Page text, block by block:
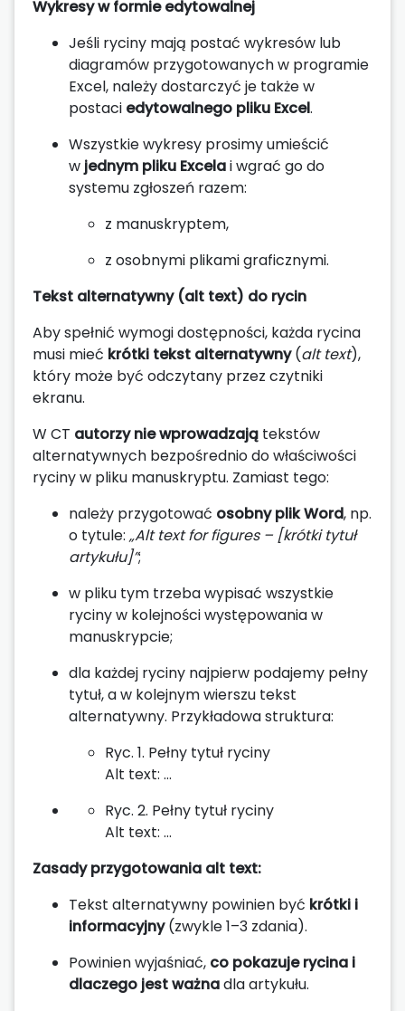
Wykresy w formie edytowalnej
Jeśli ryciny mają postać wykresów lub
diagramów przygotowanych w programie
Excel, należy dostarczyć je także w
postaci edytowalnego pliku Excel.
Wszystkie wykresy prosimy umieścić
w jednym pliku Excelai wgrać go do
systemu zgłoszeń razem:
z manuskryptem,
z osobnymi plikami graficznymi.
Tekst alternatywny (alt text) do rycin
Aby spełnić wymogi dostępności, każda rycina
musi mieć krótki tekst alternatywny(alt text),
który może być odczytany przez czytniki
ekranu.
W CT autorzy nie wprowadzają tekstów
alternatywnych bezpośrednio do właściwości
ryciny w pliku manuskryptu. Zamiast tego:
należy przygotować osobny plik Word, np.
o tytule: „Alt text for figures – [krótki tytuł
artykułu]”;
w pliku tym trzeba wypisać wszystkie
ryciny w kolejności występowania w
manuskrypcie;
dla każdej ryciny najpierw podajemy pełny
tytuł, a w kolejnym wierszu tekst
alternatywny. Przykładowa struktura:
Ryc. 1. Pełny tytuł ryciny
Alt text: …
Ryc. 2. Pełny tytuł ryciny
Alt text: …
Zasady przygotowania alt text:
Tekst alternatywny powinien być krótki i
informacyjny(zwykle 1–3 zdania).
Powinien wyjaśniać, co pokazuje rycina i
dlaczego jest ważnadla artykułu.